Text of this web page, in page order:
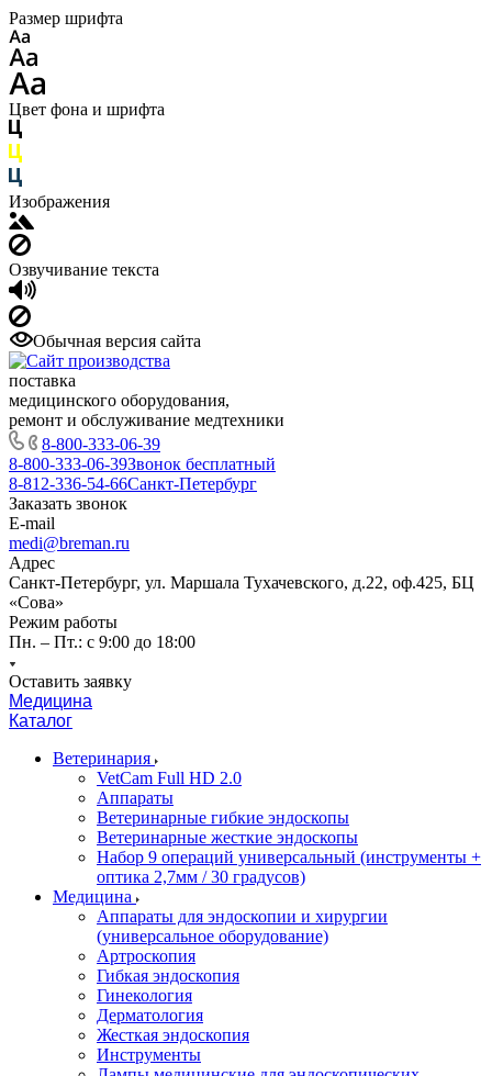
Размер шрифта
Цвет фона и шрифта
Изображения
Озвучивание текста
Обычная версия сайта
поставка
медицинского оборудования,
ремонт и обслуживание медтехники
8-800-333-06-39
8-800-333-06-39Звонок бесплатный
8-812-336-54-66Санкт-Петербург
Заказать звонок
E-mail
medi@breman.ru
Адрес
Санкт-Петербург, ул. Маршала Тухачевского, д.22, оф.425, БЦ
«Сова»
Режим работы
Пн. – Пт.: с 9:00 до 18:00
Оставить заявку
Медицина
Каталог
Ветеринария
VetCam Full HD 2.0
Аппараты
Ветеринарные гибкие эндоскопы
Ветеринарные жесткие эндоскопы
Набор 9 операций универсальный (инструменты +
оптика 2,7мм / 30 градусов)
Медицина
Аппараты для эндоскопии и хирургии
(универсальное оборудование)
Артроскопия
Гибкая эндоскопия
Гинекология
Дерматология
Жесткая эндоскопия
Инструменты